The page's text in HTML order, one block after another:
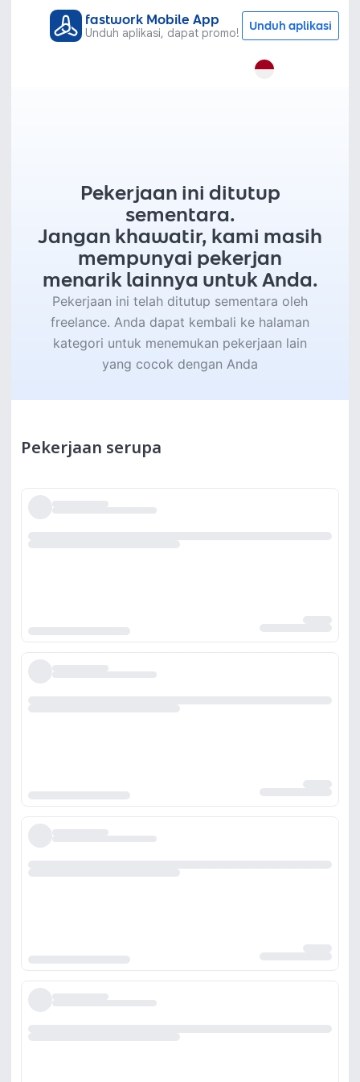
fastwork Mobile App
Unduh aplikasi, dapat promo! Unduh aplikasi
Pekerjaan ini ditutup
sementara.
Jangan khawatir, kami masih
mempunyai pekerjan
menarik lainnya untuk Anda.
Pekerjaan ini telah ditutup sementara oleh
freelance. Anda dapat kembali ke halaman
kategori untuk menemukan pekerjaan lain
yang cocok dengan Anda
Pekerjaan serupa